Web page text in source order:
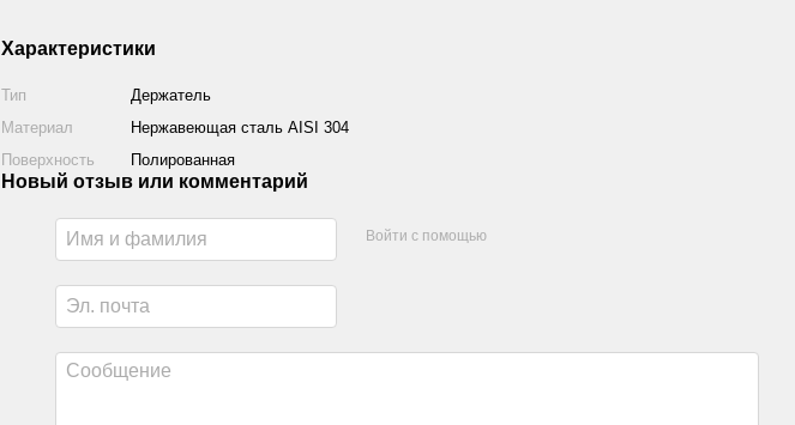
Характеристики
Тип
Держатель
Материал
Нержавеющая сталь AISI 304
Поверхность
Полированная
Новый отзыв или комментарий
Войти с помощью